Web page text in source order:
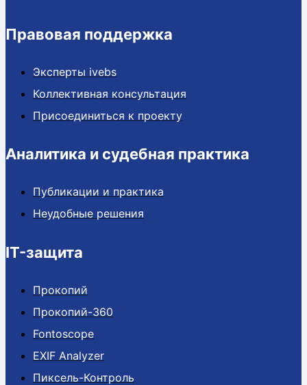
Правовая поддержка
Эксперты ivebs
Коллективная консультация
Присоединиться к проекту
Аналитика и судебная практика
Публикации и практика
Неудобные решения
IT-защита
Прокопий
Прокопий-360
Fontoscope
EXIF Analyzer
Пиксель-Контроль